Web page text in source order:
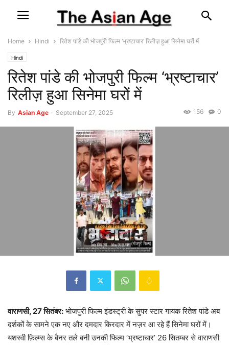
Home Hindi रितेश पांडे की भोजपुरी फिल्म ‘भ्रष्टाचार’ रिलीज़ हुआ सिनेमा घरों में
Hindi
रितेश पांडे की भोजपुरी फिल्म ‘भ्रष्टाचार’
रिलीज़ हुआ सिनेमा घरों में
By Asian Age - September 27, 2025 0
156
वाराणसी, 27 सितंबर: भोजपुरी फिल्म इंडस्ट्री के सुपर स्टार गायक रितेश पांडे अब
दर्शकों के सामने एक नए और दमदार किरदार में नज़र आ रहे हैं सिनेमा घरों में।
यशस्वी फ़िल्म्स के बैनर तले बनी उनकी फिल्म ‘भ्रष्टाचार’ 26 सितम्बर से वाराणसी